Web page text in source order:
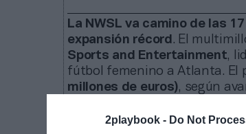
2playbook - Do Not
La NWSL va camino de las
expansión récord . El
Sports and Entertainment,
fútbol femenino a Atlanta. El
millones de euros), según
próximo se suman dos